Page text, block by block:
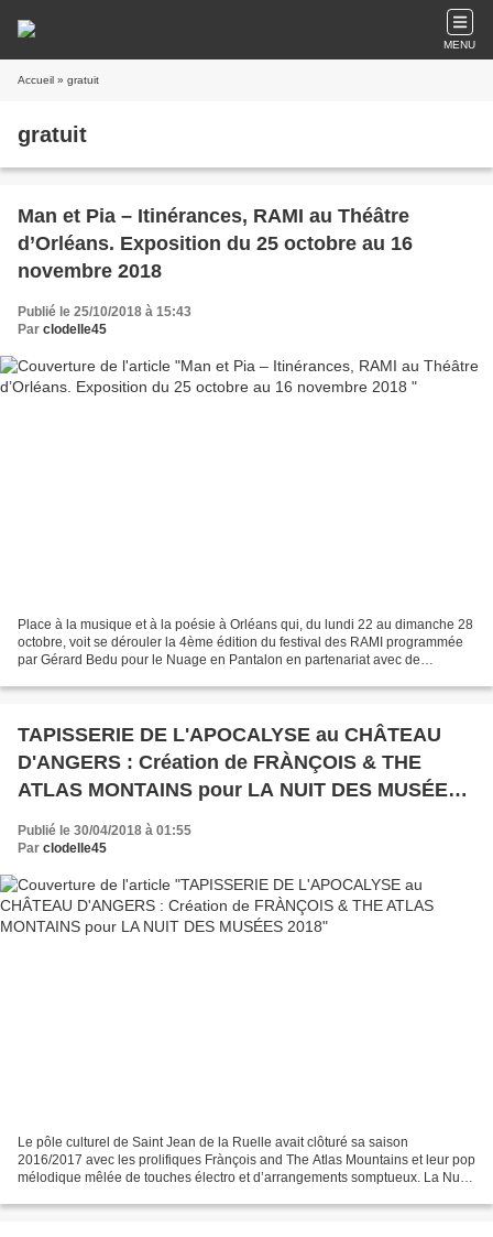
MENU
Accueil » gratuit
gratuit
Man et Pia – Itinérances, RAMI au Théâtre
d’Orléans. Exposition du 25 octobre au 16
novembre 2018
Publié le 25/10/2018 à 15:43
Par clodelle45
Place à la musique et à la poésie à Orléans qui, du lundi 22 au dimanche 28
octobre, voit se dérouler la 4ème édition du festival des RAMI programmée
par Gérard Bedu pour le Nuage en Pantalon en partenariat avec de
TAPISSERIE DE L'APOCALYSE au CHÂTEAU
D'ANGERS : Création de FRÀNÇOIS & THE
ATLAS MONTAINS pour LA NUIT DES MUSÉES
Publié le 30/04/2018 à 01:55
Par clodelle45
Le pôle culturel de Saint Jean de la Ruelle avait clôturé sa saison
2016/2017 avec les prolifiques Frànçois and The Atlas Mountains et leur pop
mélodique mêlée de touches électro et d’arrangements somptueux. La Nuit